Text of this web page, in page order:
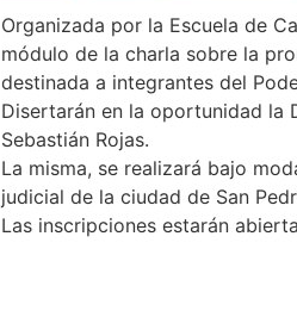
Organizada por la Escuela de
módulo de la charla sobre la
destinada a integrantes del
Disertarán en la oportunidad la
Sebastián Rojas.
La misma, se realizará bajo
judicial de la ciudad de San
Las inscripciones estarán